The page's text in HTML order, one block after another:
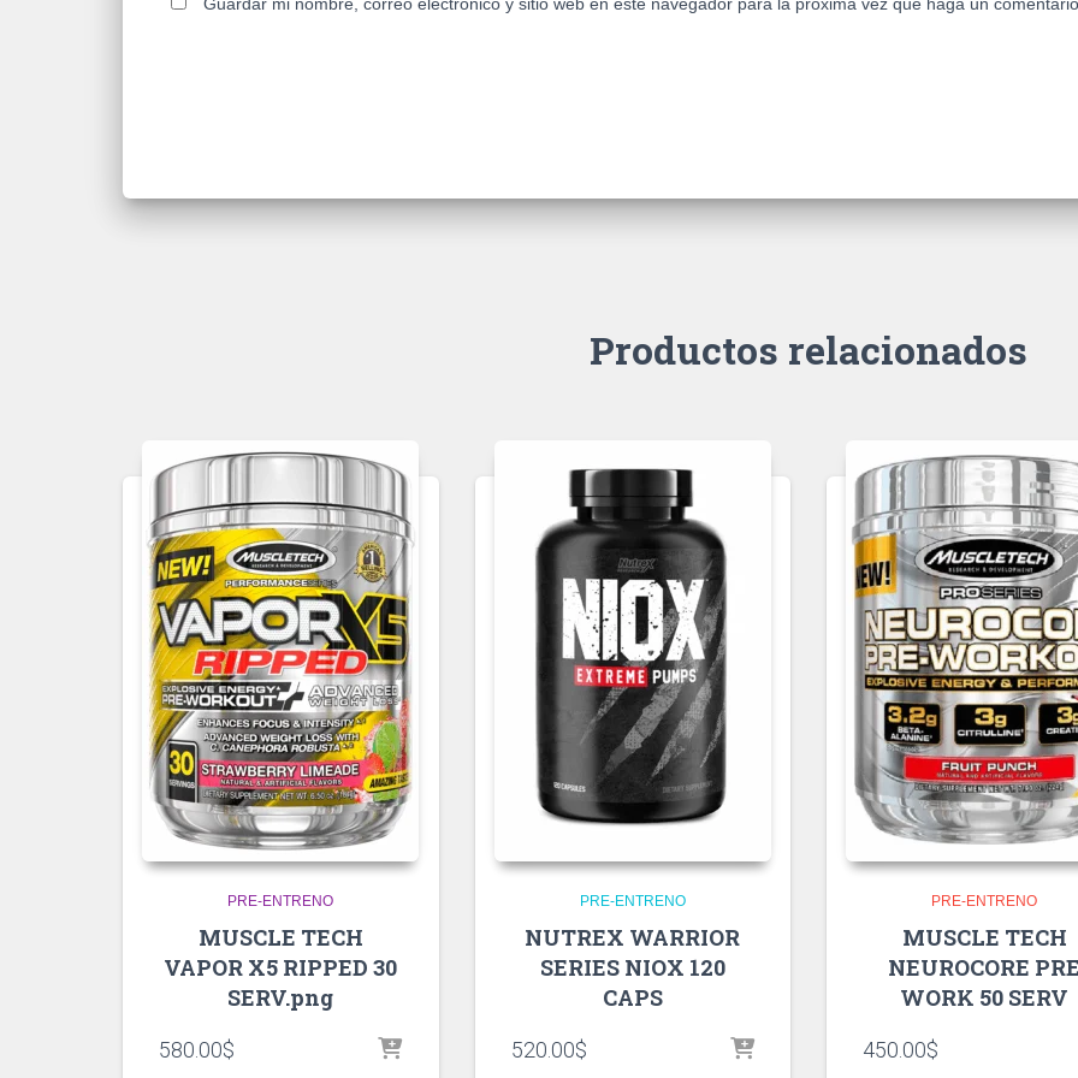
Guardar mi nombre, correo electrónico y sitio web en este navegador para la próxima vez que haga un
Productos relacionados
PRE-ENTRENO
MUSCLE TECH
VAPOR X5 RIPPED 30
SERV.png
580.00$
PRE-ENTRENO
NUTREX WARRIOR
SERIES NIOX 120
CAPS
520.00$
PRE-ENTRENO
MUSCLE TECH
NEUROCORE
WORK 50 SERV
450.00$